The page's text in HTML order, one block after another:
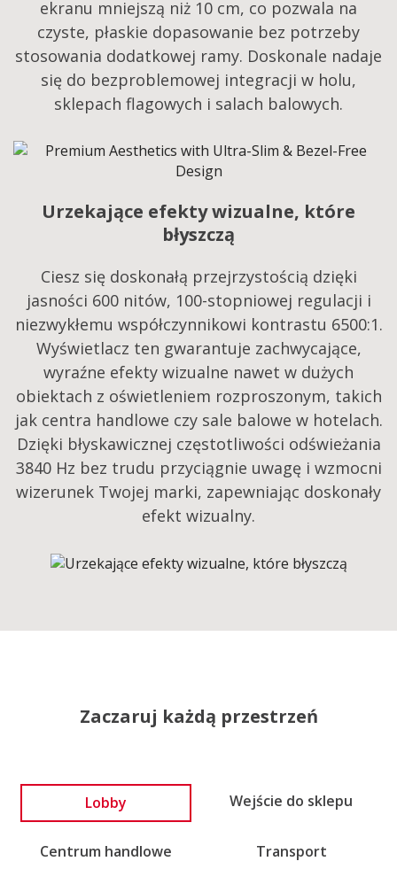
ekranu mniejszą niż 10 cm, co pozwala na
czyste, płaskie dopasowanie bez potrzeby
stosowania dodatkowej ramy. Doskonale nadaje
się do bezproblemowej integracji w holu,
sklepach flagowych i salach balowych.​
Urzekające efekty wizualne, które
błyszczą
Ciesz się doskonałą przejrzystością dzięki
jasności 600 nitów, 100-stopniowej regulacji i
niezwykłemu współczynnikowi kontrastu 6500:1.
Wyświetlacz ten gwarantuje zachwycające,
wyraźne efekty wizualne nawet w dużych
obiektach z oświetleniem rozproszonym, takich
jak centra handlowe czy sale balowe w hotelach.
Dzięki błyskawicznej częstotliwości odświeżania
3840 Hz bez trudu przyciągnie uwagę i wzmocni
wizerunek Twojej marki, zapewniając doskonały
efekt wizualny.
Zaczaruj każdą przestrzeń
Lobby Wejście do sklepu
Centrum handlowe Transport